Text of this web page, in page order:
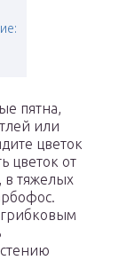
пятна,
или
цветок
цветок от
в тяжелых